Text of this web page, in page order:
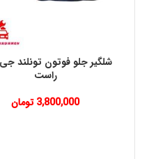
راست
3,800,000 تومان